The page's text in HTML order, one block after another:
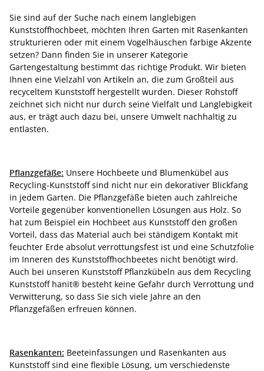
Sie sind auf der Suche nach einem langlebigen
Kunststoffhochbeet, möchten Ihren Garten mit Rasenkanten
strukturieren oder mit einem Vogelhäuschen farbige Akzente
setzen? Dann finden Sie in unserer Kategorie
Gartengestaltung bestimmt das richtige Produkt. Wir bieten
Ihnen eine Vielzahl von Artikeln an, die zum Großteil aus
recyceltem Kunststoff hergestellt wurden. Dieser Rohstoff
zeichnet sich nicht nur durch seine Vielfalt und Langlebigkeit
aus, er trägt auch dazu bei, unsere Umwelt nachhaltig zu
entlasten.
Pflanzgefäße: Unsere Hochbeete und Blumenkübel aus
Recycling-Kunststoff sind nicht nur ein dekorativer Blickfang
in jedem Garten. Die Pflanzgefäße bieten auch zahlreiche
Vorteile gegenüber konventionellen Lösungen aus Holz. So
hat zum Beispiel ein Hochbeet aus Kunststoff den großen
Vorteil, dass das Material auch bei ständigem Kontakt mit
feuchter Erde absolut verrottungsfest ist und eine Schutzfolie
im Inneren des Kunststoffhochbeetes nicht benötigt wird.
Auch bei unseren Kunststoff Pflanzkübeln aus dem Recycling
Kunststoff hanit® besteht keine Gefahr durch Verrottung und
Verwitterung, so dass Sie sich viele Jahre an den
Pflanzgefäßen erfreuen können.
Rasenkanten: Beeteinfassungen und Rasenkanten aus
Kunststoff sind eine flexible Lösung, um verschiedenste